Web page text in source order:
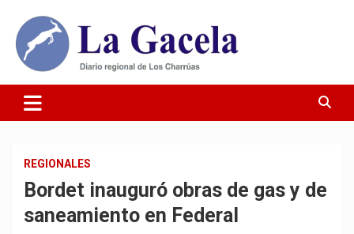
contenido
Diario La Gacela
REGIONALES
Bordet inauguró obras de gas y de
saneamiento en Federal